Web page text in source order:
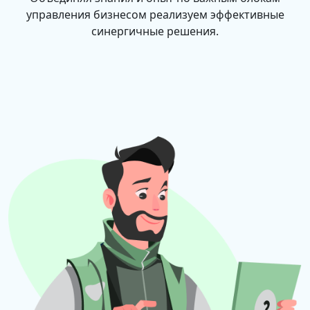
характеристик зависит выбор других важных
Материнская плата составляет основу, которая
отвечает за работу всего устройства.
Среди основных характеристик значатся Форм-
фактор и Сокет.
Первая определяет размер самой платы и
установку "плюшек". Проще говоря, чем больше
размер, тем больше размещенных элементов.
управления бизнесом реализуем эффективные
синергичные решения.